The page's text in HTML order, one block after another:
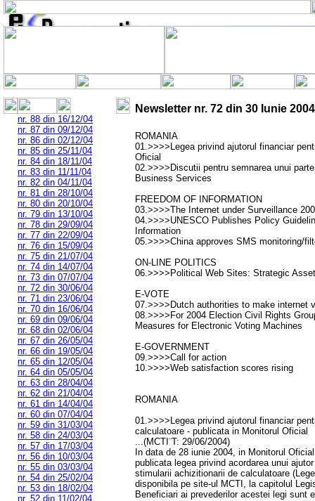
nr. 88 din 16/12/04
nr. 87 din 09/12/04
nr. 86 din 02/12/04
nr. 85 din 25/11/04
nr. 84 din 18/11/04
nr. 83 din 11/11/04
nr. 82 din 04/11/04
nr. 81 din 28/10/04
nr. 80 din 20/10/04
nr. 79 din 13/10/04
nr. 78 din 29/09/04
nr. 77 din 22/09/04
nr. 76 din 15/09/04
nr. 75 din 21/07/04
nr. 74 din 14/07/04
nr. 73 din 07/07/04
nr. 72 din 30/06/04
nr. 71 din 23/06/04
nr. 70 din 16/06/04
nr. 69 din 09/06/04
nr. 68 din 02/06/04
nr. 67 din 26/05/04
nr. 66 din 19/05/04
nr. 65 din 12/05/04
nr. 64 din 05/05/04
nr. 63 din 28/04/04
nr. 62 din 21/04/04
nr. 61 din 14/04/04
nr. 60 din 07/04/04
nr. 59 din 31/03/04
nr. 58 din 24/03/04
nr. 57 din 17/03/04
nr. 56 din 10/03/04
nr. 55 din 03/03/04
nr. 54 din 25/02/04
nr. 53 din 18/02/04
nr. 52 din 11/02/04
Newsletter nr. 72 din 30 Iunie 2004
ROMANIA
01.>>>>Legea privind ajutorul financiar
Oficial
02.>>>>Discutii pentru semnarea unui
Business Services
FREEDOM OF INFORMATION
03.>>>>The Internet under Surveillance
04.>>>>UNESCO Publishes Policy
Information
05.>>>>China approves SMS monitoring/
ON-LINE POLITICS
06.>>>>Political Web Sites: Strategic
E-VOTE
07.>>>>Dutch authorities to make internet
08.>>>>For 2004 Election Civil Rights
Measures for Electronic Voting Machines
E-GOVERNMENT
09.>>>>Call for action
10.>>>>Web satisfaction scores rising
ROMANIA
01.>>>>Legea privind ajutorul financiar
calculatoare - publicata in Monitorul Oficial
...(MCTI¨T: 29/06/2004)
In data de 28 iunie 2004, in Monitorul
publicata legea privind acordarea unui
stimularii achizitionarii de calculatoare
disponibila pe site-ul MCTI, la capitolul
Beneficiari ai prevederilor acestei legi sunt